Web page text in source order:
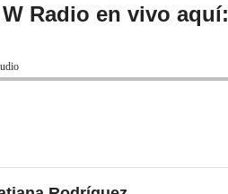
Radio en vivo aquí: